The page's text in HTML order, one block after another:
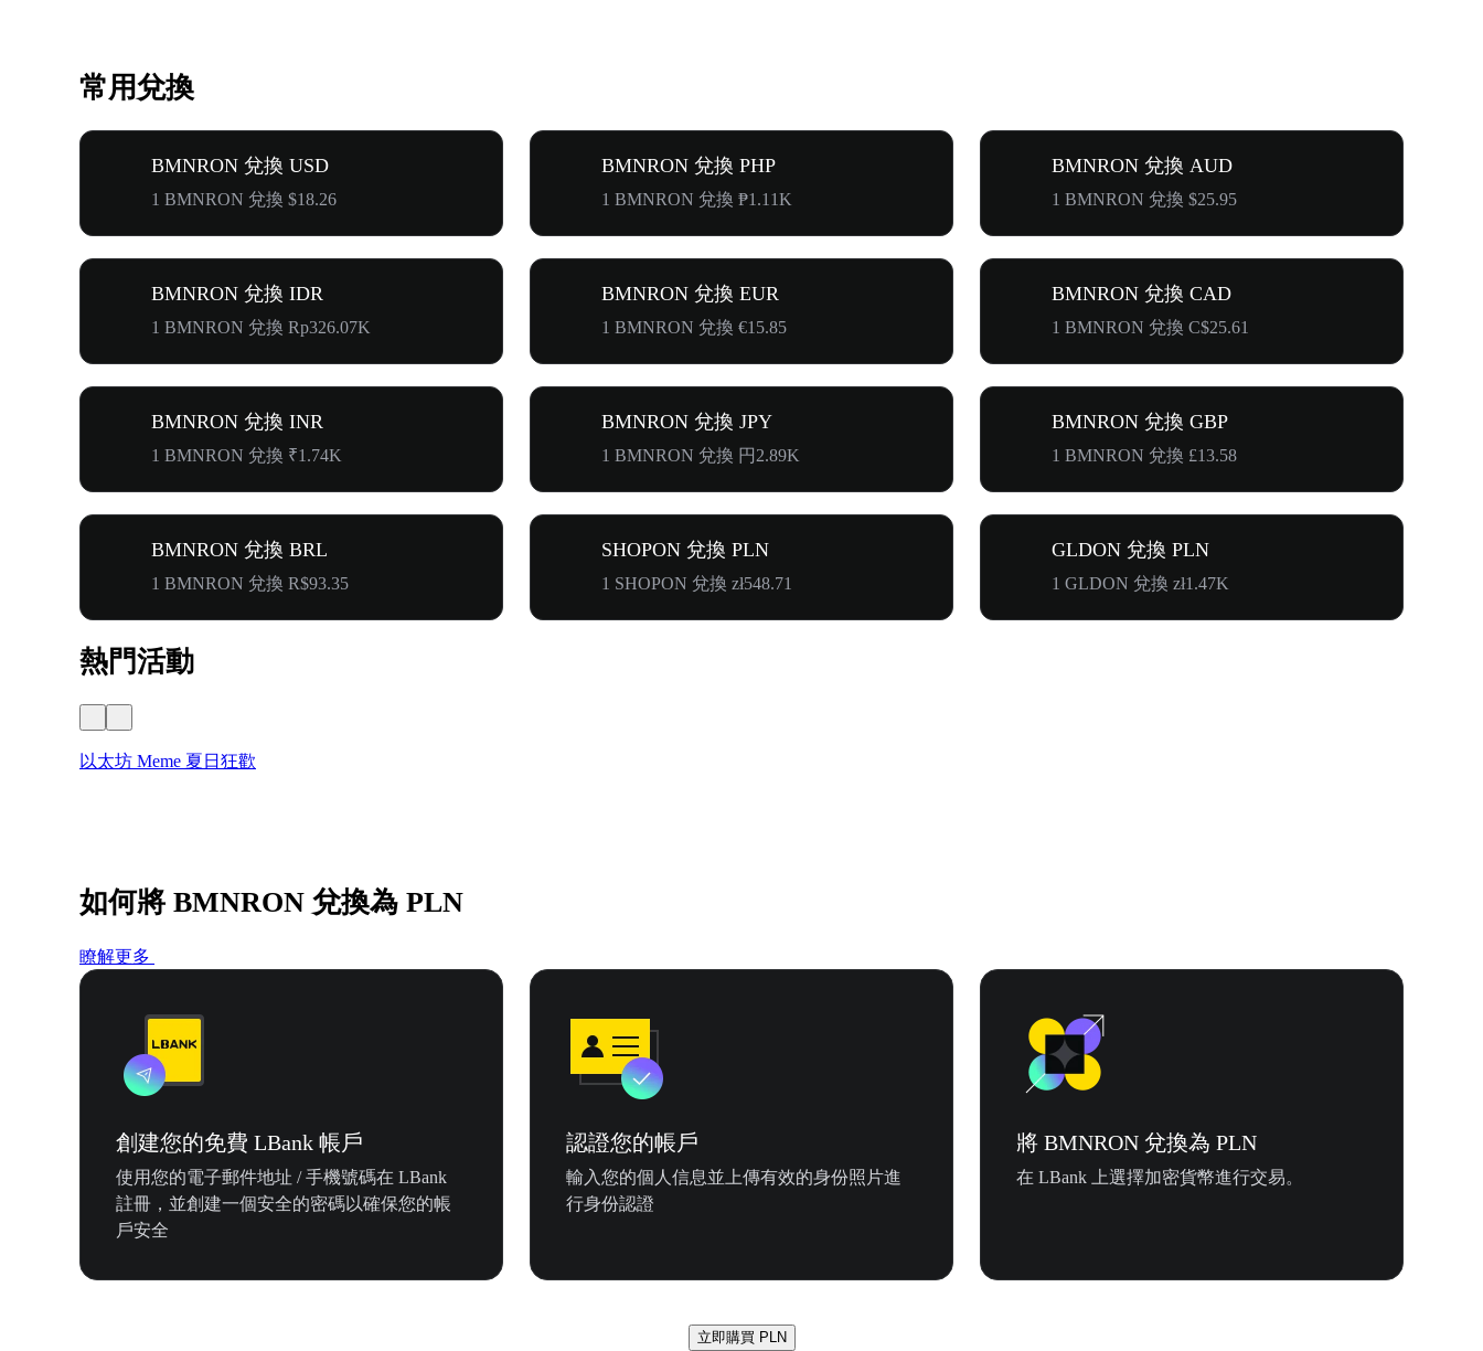
常用兌換
BMNRON 兌換 USD
1 BMNRON 兌換 $18.26
BMNRON 兌換 PHP
1 BMNRON 兌換 ₱1.11K
BMNRON 兌換 AUD
1 BMNRON 兌換 $25.95
BMNRON 兌換 IDR
1 BMNRON 兌換 Rp326.07K
BMNRON 兌換 EUR
1 BMNRON 兌換 €15.85
BMNRON 兌換 CAD
1 BMNRON 兌換 C$25.61
BMNRON 兌換 INR
1 BMNRON 兌換 ₹1.74K
BMNRON 兌換 JPY
1 BMNRON 兌換 円2.89K
BMNRON 兌換 GBP
1 BMNRON 兌換 £13.58
BMNRON 兌換 BRL
1 BMNRON 兌換 R$93.35
SHOPON 兌換 PLN
1 SHOPON 兌換 zł548.71
GLDON 兌換 PLN
1 GLDON 兌換 zł1.47K
熱門活動
以太坊 Meme 夏日狂歡
如何將 BMNRON 兌換為 PLN
瞭解更多
創建您的免費 LBank 帳戶
使用您的電子郵件地址 / 手機號碼在 LBank
註冊，並創建一個安全的密碼以確保您的帳
戶安全
認證您的帳戶
輸入您的個人信息並上傳有效的身份照片進
行身份認證
將 BMNRON 兌換為 PLN
在 LBank 上選擇加密貨幣進行交易。
立即購買 PLN